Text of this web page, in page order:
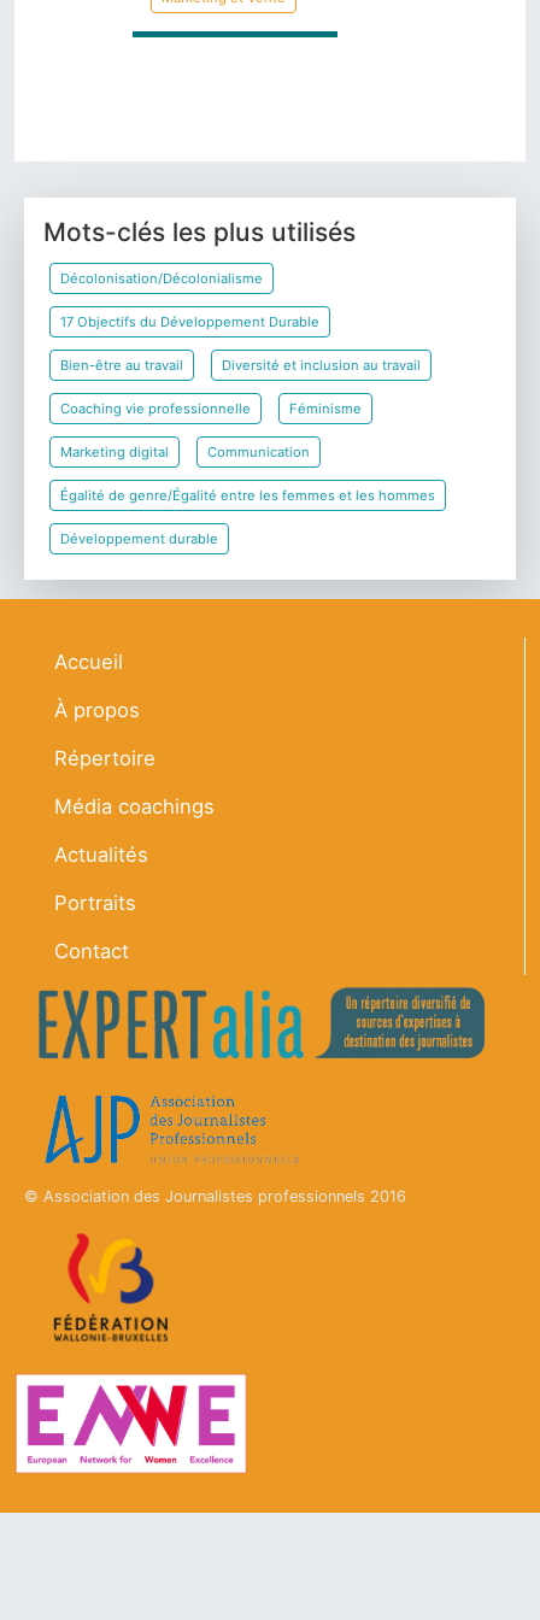
Psychologie
Mots-clés les plus utilisés
Décolonisation/Décolonialisme
17 Objectifs du Développement Durable
Bien-être au travail Diversité et inclusion au travail
Coaching vie professionnelle Féminisme
Marketing digital Communication
Égalité de genre/Égalité entre les femmes et les hommes
Développement durable
Navigation principale
Accueil
À propos
Répertoire
Média coachings
Actualités
Portraits
Contact
© Association des Journalistes professionnels 2016